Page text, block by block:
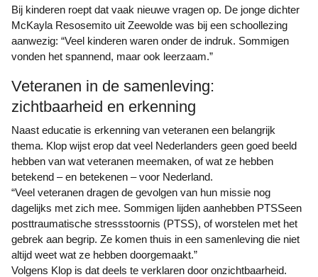
Bij kinderen roept dat vaak nieuwe vragen op. De jonge dichter
McKayla Resosemito uit Zeewolde was bij een schoollezing
aanwezig: “Veel kinderen waren onder de indruk. Sommigen
vonden het spannend, maar ook leerzaam.”
Veteranen in de samenleving:
zichtbaarheid en erkenning
Naast educatie is erkenning van veteranen een belangrijk
thema. Klop wijst erop dat veel Nederlanders geen goed beeld
hebben van wat veteranen meemaken, of wat ze hebben
betekend – en betekenen – voor Nederland.
“Veel veteranen dragen de gevolgen van hun missie nog
dagelijks met zich mee. Sommigen lijden aanhebben PTSSeen
posttraumatische stressstoornis (PTSS), of worstelen met het
gebrek aan begrip. Ze komen thuis in een samenleving die niet
altijd weet wat ze hebben doorgemaakt.”
Volgens Klop is dat deels te verklaren door onzichtbaarheid.